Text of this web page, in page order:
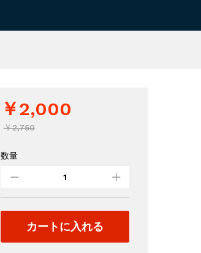
￥2,000
￥2,750
【特
妹
チ
数量
カートに入れる